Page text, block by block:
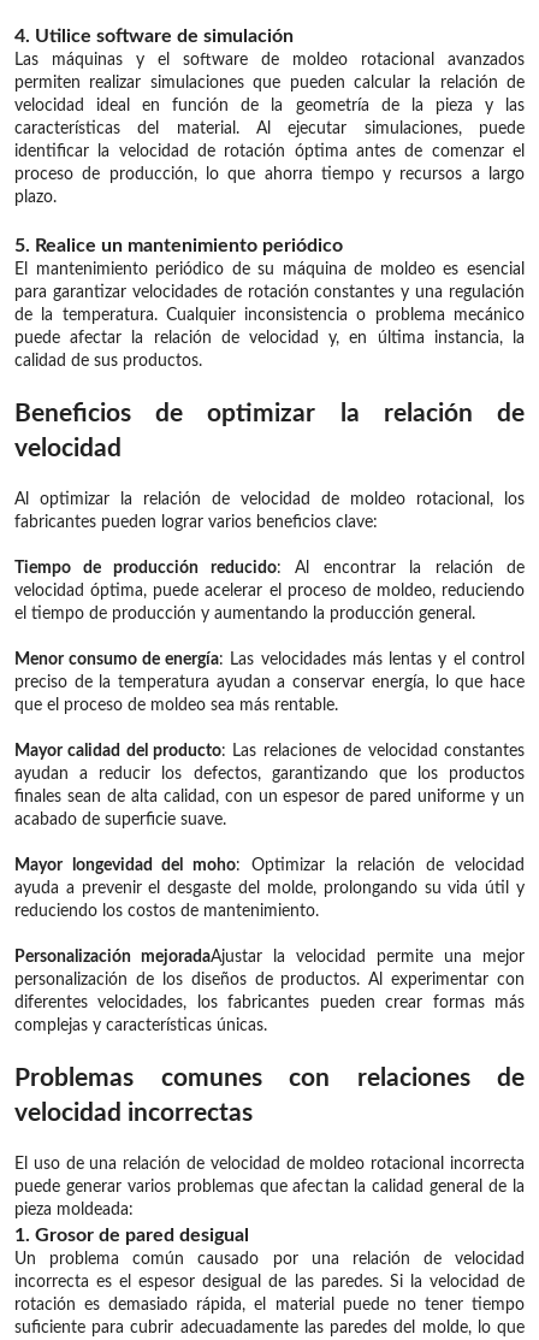
4. Utilice software de simulación
Las máquinas y el software de moldeo rotacional avanzados
permiten realizar simulaciones que pueden calcular la relación de
velocidad ideal en función de la geometría de la pieza y las
características del material. Al ejecutar simulaciones, puede
identificar la velocidad de rotación óptima antes de comenzar el
proceso de producción, lo que ahorra tiempo y recursos a largo
plazo.
5. Realice un mantenimiento periódico
El mantenimiento periódico de su máquina de moldeo es esencial
para garantizar velocidades de rotación constantes y una regulación
de la temperatura. Cualquier inconsistencia o problema mecánico
puede afectar la relación de velocidad y, en última instancia, la
calidad de sus productos.
Beneficios de optimizar la relación de
velocidad
Al optimizar la relación de velocidad de moldeo rotacional, los
fabricantes pueden lograr varios beneficios clave:
Tiempo de producción reducido: Al encontrar la relación de
velocidad óptima, puede acelerar el proceso de moldeo, reduciendo
el tiempo de producción y aumentando la producción general.
Menor consumo de energía: Las velocidades más lentas y el control
preciso de la temperatura ayudan a conservar energía, lo que hace
que el proceso de moldeo sea más rentable.
Mayor calidad del producto: Las relaciones de velocidad constantes
ayudan a reducir los defectos, garantizando que los productos
finales sean de alta calidad, con un espesor de pared uniforme y un
acabado de superficie suave.
Mayor longevidad del moho: Optimizar la relación de velocidad
ayuda a prevenir el desgaste del molde, prolongando su vida útil y
reduciendo los costos de mantenimiento.
Personalización mejoradaAjustar la velocidad permite una mejor
personalización de los diseños de productos. Al experimentar con
diferentes velocidades, los fabricantes pueden crear formas más
complejas y características únicas.
Problemas comunes con relaciones de
velocidad incorrectas
El uso de una relación de velocidad de moldeo rotacional incorrecta
puede generar varios problemas que afectan la calidad general de la
pieza moldeada:
1. Grosor de pared desigual
Un problema común causado por una relación de velocidad
incorrecta es el espesor desigual de las paredes. Si la velocidad de
rotación es demasiado rápida, el material puede no tener tiempo
suficiente para cubrir adecuadamente las paredes del molde, lo que